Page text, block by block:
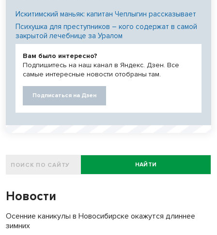
Искитимский маньяк: капитан Чеплыгин рассказывает
Психушка для преступников – кого содержат в самой
закрытой лечебнице за Уралом
Вам было интересно?
Подпишитесь на наш канал в Яндекс. Дзен. Все
самые интересные новости отобраны там.
Подписаться на Дзен
НАЙТИ
Новости
Осенние каникулы в Новосибирске окажутся длиннее
зимних